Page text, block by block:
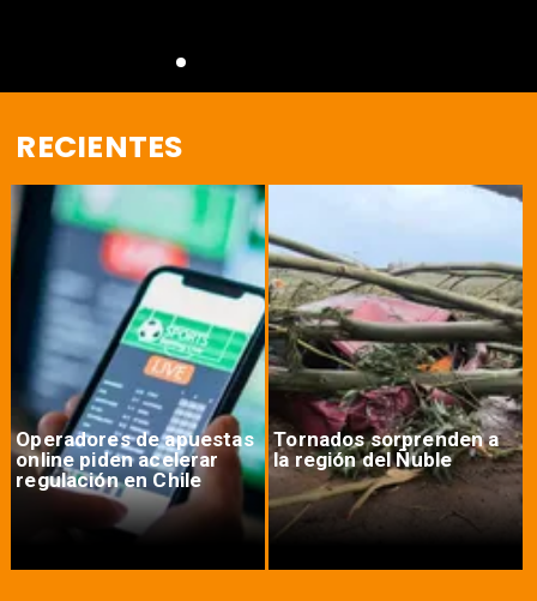
RECIENTES
Operadores de apuestas
online piden acelerar
regulación en Chile
Tornados sorprenden a
la región del Ñuble